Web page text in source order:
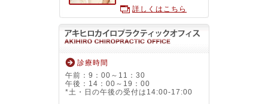
詳しくはこちら
診療時間
午前：9：00～11：30
午後：14：00～19：00
*土・日の午後の受付は14:00-17:00